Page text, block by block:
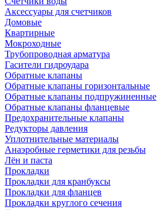
Аксессуары для счетчиков
Домовые
Квартирные
Мокроходные
Трубопроводная арматура
Гасители гидроудара
Обратные клапаны
Обратные клапаны горизонтальные
Обратные клапаны подпружиненные
Обратные клапаны фланцевые
Предохранительные клапаны
Редукторы давления
Уплотнительные материалы
Анаэробные герметики для резьбы
Лён и паста
Прокладки
Прокладки для кранбуксы
Прокладки для фланцев
Прокладки круглого сечения